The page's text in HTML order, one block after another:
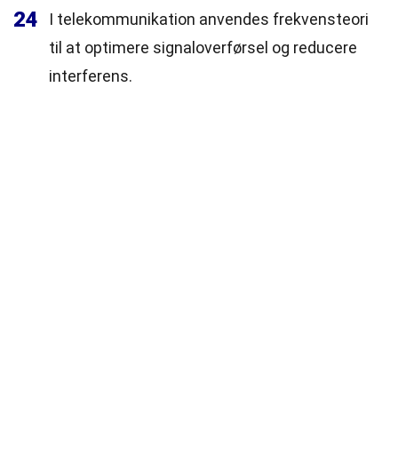
24
I telekommunikation anvendes frekvensteori
til at optimere signaloverførsel og reducere
interferens.